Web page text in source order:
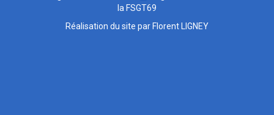
la FSGT69
Réalisation du site par Florent LIGNEY